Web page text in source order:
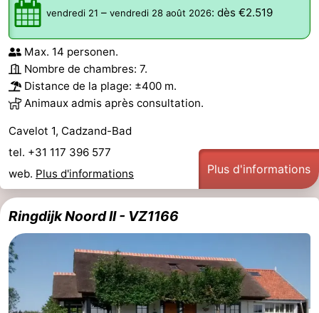
vendredi 21 – vendredi 28 août 2026: dès €2.519
Max. 14 personen.
Nombre de chambres: 7.
Distance de la plage: ±400 m.
Animaux admis après consultation.
Cavelot 1, Cadzand-Bad
tel. +31 117 396 577
web. Plus d'informations Plus d'informations
Ringdijk Noord II - VZ1166